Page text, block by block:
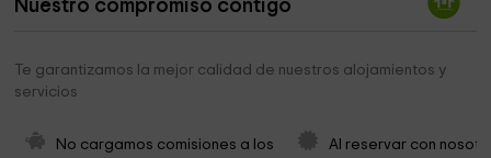
Ermita de San Antonio 3,3 km
Municipio de Navarredonda de Gredos
Laguna Cañada del Gallo
Nuestro compromiso contigo
Te garantizamos la mejor calidad de nuestros alojamientos y
servicios
No cargamos comisiones a los
Al reservar con